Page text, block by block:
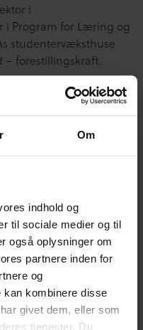
Om
indhold og
til sociale medier og til
også oplysninger om
partnere inden for
og
kan kombinere disse
givet dem, eller som
tjenester. Du
i
i Program for Læring og
studentervæksthuse
forestillingskraft.​
Campus Aarhus C,
kl. 08.00 –
frokost
College:
Tech City Aarhus, samt